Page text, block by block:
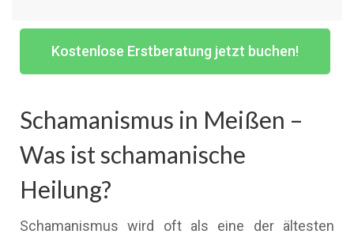
Kostenlose Erstberatung jetzt buchen!
Schamanismus in Meißen –
Was ist schamanische
Heilung?
Schamanismus wird oft als eine der ältesten